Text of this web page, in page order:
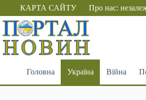
Перейти
вмісту
КАРТА САЙТУ Про нас:
Головна Україна Війна